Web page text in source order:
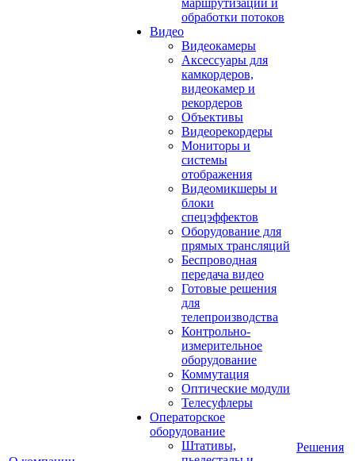
маршрутизации и
обработки потоков
Видео
Видеокамеры
Аксессуары для
камкордеров,
видеокамер и
рекордеров
Объективы
Видеорекордеры
Мониторы и
системы
отображения
Видеомикшеры и
блоки
спецэффектов
Оборудование для
прямых трансляций
Беспроводная
передача видео
Готовые решения
для
телепроизводства
Контрольно-
измерительное
оборудование
Коммутация
Оптические модули
Телесуфлеры
Операторское
оборудование
Штативы,
Решения